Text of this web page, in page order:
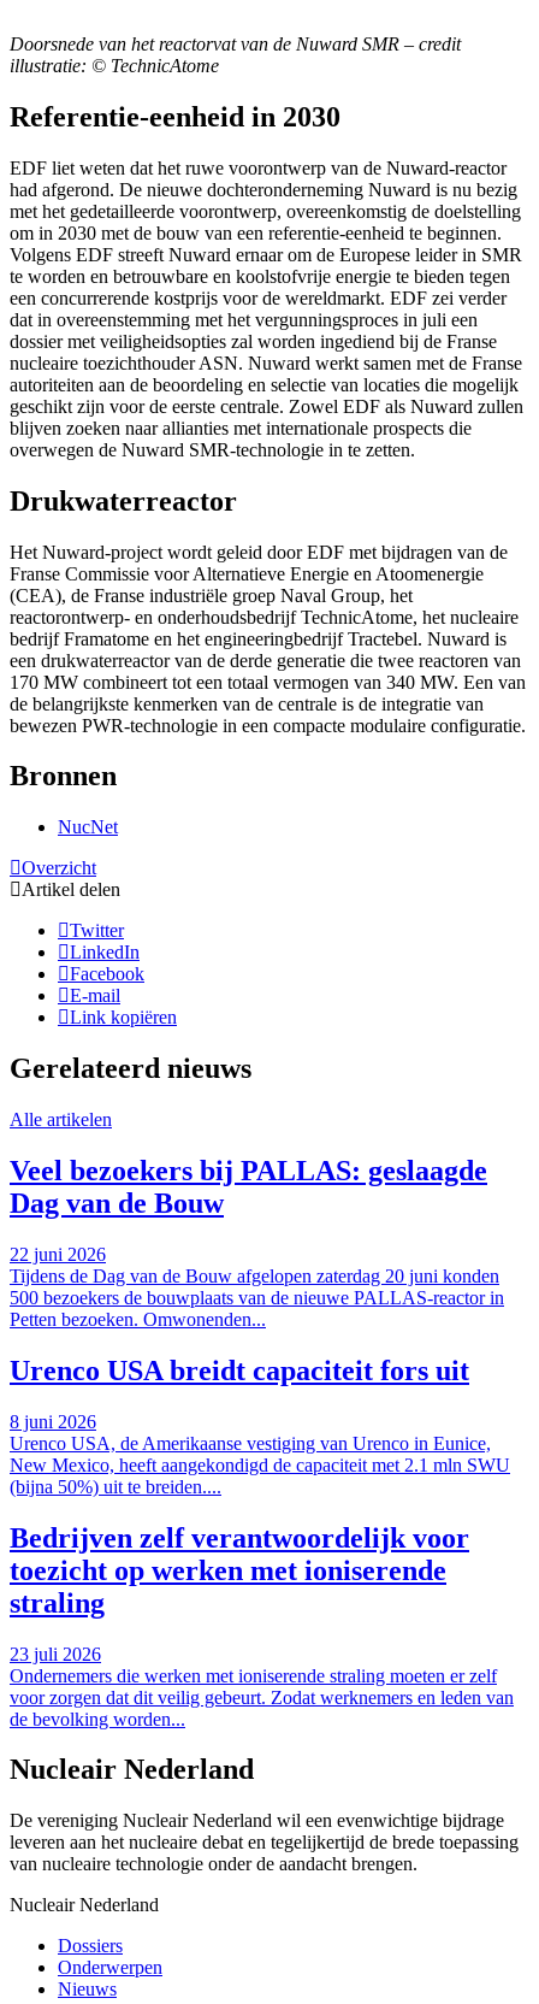
Doorsnede van het reactorvat van de Nuward SMR – credit
illustratie: © TechnicAtome
Referentie-eenheid in 2030
EDF liet weten dat het ruwe voorontwerp van de Nuward-reactor
had afgerond. De nieuwe dochteronderneming Nuward is nu bezig
met het gedetailleerde voorontwerp, overeenkomstig de doelstelling
om in 2030 met de bouw van een referentie-eenheid te beginnen.
Volgens EDF streeft Nuward ernaar om de Europese leider in SMR
te worden en betrouwbare en koolstofvrije energie te bieden tegen
een concurrerende kostprijs voor de wereldmarkt. EDF zei verder
dat in overeenstemming met het vergunningsproces in juli een
dossier met veiligheidsopties zal worden ingediend bij de Franse
nucleaire toezichthouder ASN. Nuward werkt samen met de Franse
autoriteiten aan de beoordeling en selectie van locaties die mogelijk
geschikt zijn voor de eerste centrale. Zowel EDF als Nuward zullen
blijven zoeken naar allianties met internationale prospects die
overwegen de Nuward SMR-technologie in te zetten.
Drukwaterreactor
Het Nuward-project wordt geleid door EDF met bijdragen van de
Franse Commissie voor Alternatieve Energie en Atoomenergie
(CEA), de Franse industriële groep Naval Group, het
reactorontwerp- en onderhoudsbedrijf TechnicAtome, het nucleaire
bedrijf Framatome en het engineeringbedrijf Tractebel. Nuward is
een drukwaterreactor van de derde generatie die twee reactoren van
170 MW combineert tot een totaal vermogen van 340 MW. Een van
de belangrijkste kenmerken van de centrale is de integratie van
bewezen PWR-technologie in een compacte modulaire configuratie.
Bronnen
NucNet
Overzicht
Artikel delen
Twitter
LinkedIn
Facebook
E-mail
Link kopiëren
Gerelateerd nieuws
Alle artikelen
Veel bezoekers bij PALLAS: geslaagde
Dag van de Bouw
22 juni 2026
Tijdens de Dag van de Bouw afgelopen zaterdag 20 juni konden
500 bezoekers de bouwplaats van de nieuwe PALLAS-reactor in
Petten bezoeken. Omwonenden...
Urenco USA breidt capaciteit fors uit
8 juni 2026
Urenco USA, de Amerikaanse vestiging van Urenco in Eunice,
New Mexico, heeft aangekondigd de capaciteit met 2.1 mln SWU
(bijna 50%) uit te breiden....
Bedrijven zelf verantwoordelijk voor
toezicht op werken met ioniserende
straling
23 juli 2026
Ondernemers die werken met ioniserende straling moeten er zelf
voor zorgen dat dit veilig gebeurt. Zodat werknemers en leden van
de bevolking worden...
Nucleair Nederland
De vereniging Nucleair Nederland wil een evenwichtige bijdrage
leveren aan het nucleaire debat en tegelijkertijd de brede toepassing
van nucleaire technologie onder de aandacht brengen.
Nucleair Nederland
Dossiers
Onderwerpen
Nieuws